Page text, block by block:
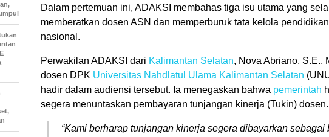
Dalam pertemuan ini, ADAKSI membahas tiga isu utama yang
memberatkan dosen ASN dan memperburuk tata kelola
nasional.
Perwakilan ADAKSI dari Kalimantan Selatan, Nova Abriano, S.E.,
dosen DPK Universitas Nahdlatul Ulama Kalimantan Selatan
hadir dalam audiensi tersebut. Ia menegaskan bahwa pemerintah
segera menuntaskan pembayaran tunjangan kinerja (Tukin) dosen.
“Kami berharap tunjangan kinerja segera dibayarkan sebagai